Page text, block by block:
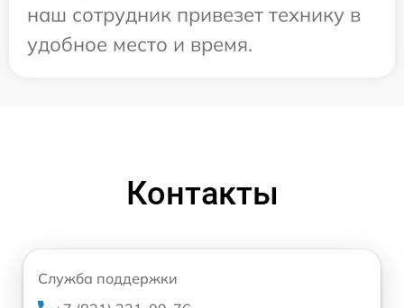
наш сотрудник привезет технику в
удобное место и время.
Контакты
Служба поддержки